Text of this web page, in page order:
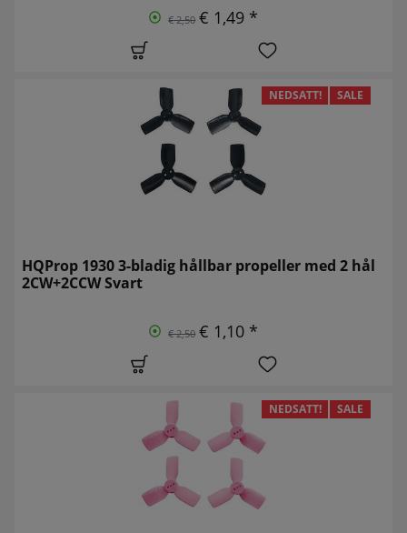
€ 2,50 € 1,49 *
NEDSATT! SALE
HQProp 1930 3-bladig hållbar propeller med 2 hål
2CW+2CCW Svart
€ 2,50 € 1,10 *
NEDSATT! SALE